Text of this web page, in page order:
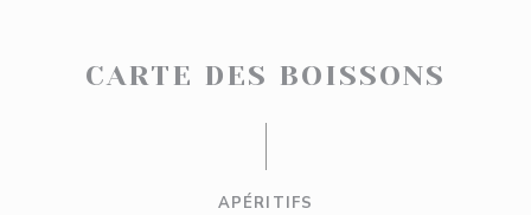
CARTE DES BOISSONS
APÉRITIFS